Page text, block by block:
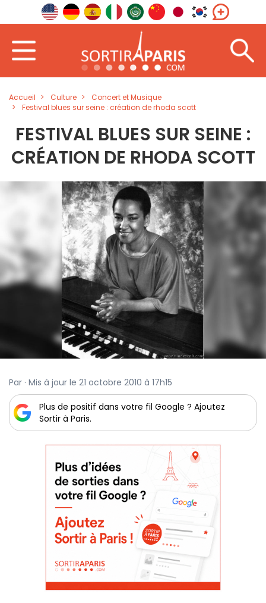
Accueil Culture
Concert et Musique
Festival blues sur seine : création de rhoda scott
FESTIVAL BLUES SUR SEINE :
CRÉATION DE RHODA SCOTT
Par · Mis à jour le 21 octobre 2010 à 17h15
Plus de positif dans votre fil Google ? Ajoutez
Sortir à Paris.